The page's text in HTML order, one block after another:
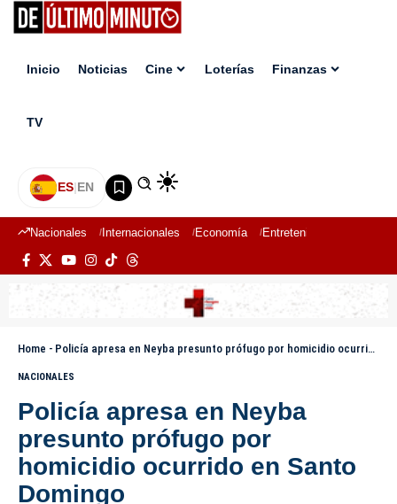
Inicio Noticias Cine Loterías Finanzas
TV
ES|EN
Nacionales Internacionales Economía Entretenimiento
Home - Policía apresa en Neyba presunto prófugo por homicidio ocurrido en Santo Domingo
NACIONALES
Policía apresa en Neyba
presunto prófugo por
homicidio ocurrido en Santo
Domingo